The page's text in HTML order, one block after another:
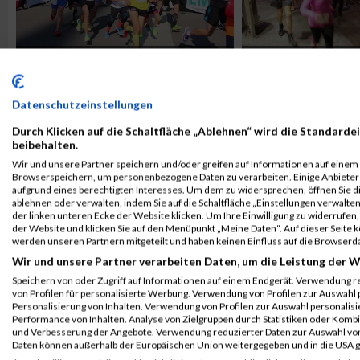
Hernalser Herbstlauf
business2run
Finale
Datenschutzeinstellungen
Durch Klicken auf die Schaltfläche „Ablehnen“ wird die
beibehalten.
Wir und unsere Partner speichern und/oder greifen auf Informationen auf einem
Browserspeichern, um personenbezogene Daten zu verarbeiten. Einige
aufgrund eines berechtigten Interesses. Um dem zu widersprechen, öffnen Sie
ablehnen oder verwalten, indem Sie auf die Schaltfläche „Einstellungen
der linken unteren Ecke der Website klicken. Um Ihre Einwilligung zu
der Website und klicken Sie auf den Menüpunkt „Meine Daten“. Auf dieser
werden unseren Partnern mitgeteilt und haben keinen Einfluss auf die
Wir und unsere Partner verarbeiten Daten, um die Leistung der
Speichern von oder Zugriff auf Informationen auf einem Endgerät. Verwendung
von Profilen für personalisierte Werbung. Verwendung von Profilen zur
Personalisierung von Inhalten. Verwendung von Profilen zur Auswahl
Performance von Inhalten. Analyse von Zielgruppen durch Statistiken oder
und Verbesserung der Angebote. Verwendung reduzierter Daten zur Auswahl
Daten können außerhalb der Europäischen Union weitergegeben und in die USA